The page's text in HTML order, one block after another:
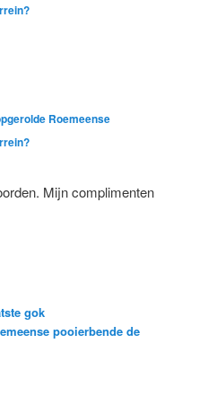
Roemeense
Mijn complimenten
gok
pooierbende de